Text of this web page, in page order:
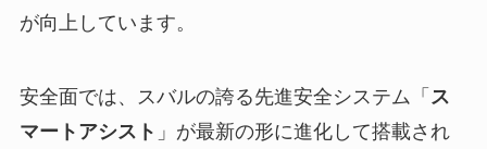
が向上しています。
安全面では、スバルの誇る先進安全システム「 ス
マートアシスト 」が最新の形に進化して搭載され